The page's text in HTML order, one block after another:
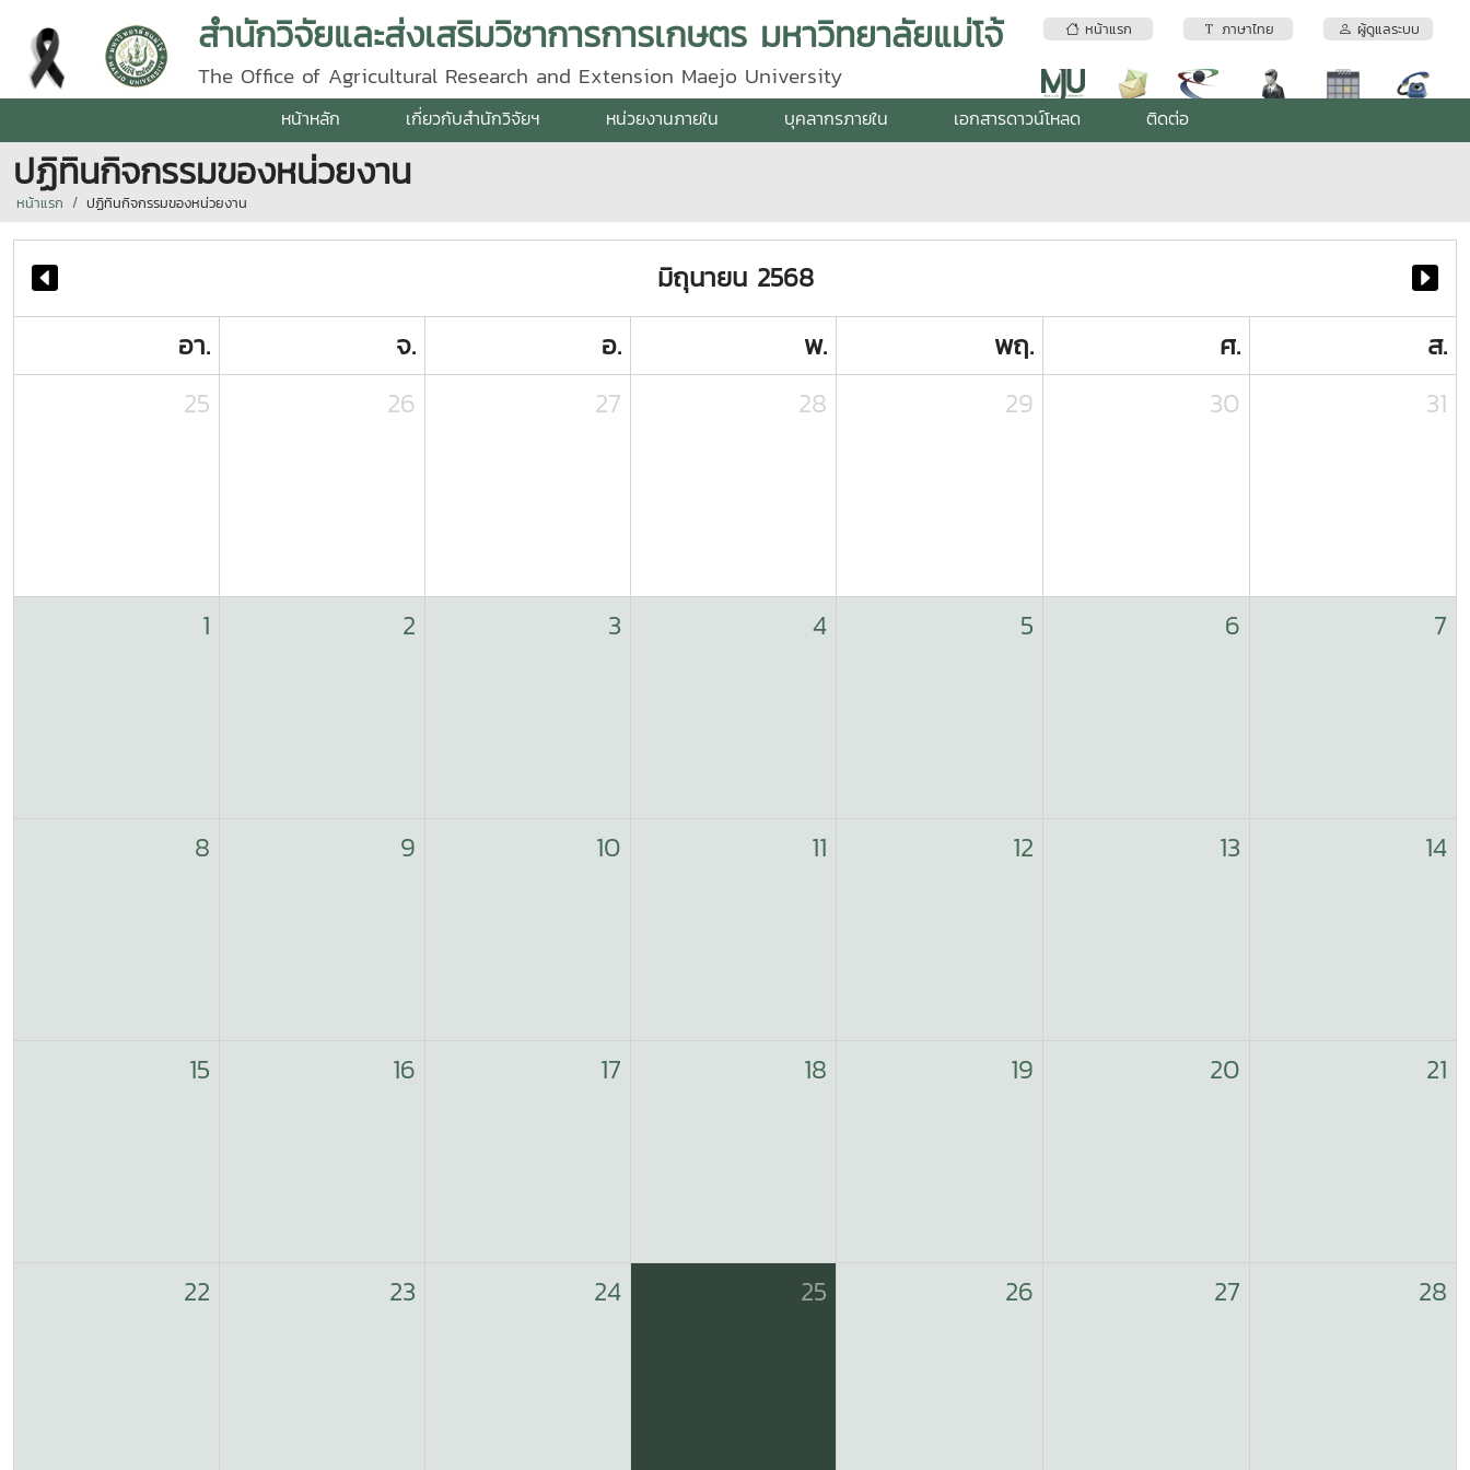
หน้าแรก ภาษาไทย ผู้ดูแลระบบ
สำนักวิจัยและส่งเสริมวิชาการการเกษตร มหาวิทยาลัยแม่โจ้
The Office of Agricultural Research and Extension Maejo University
หน้าหลัก เกี่ยวกับสำนักวิจัยฯ หน่วยงานภายใน บุคลากรภายใน เอกสารดาวน์โหลด ติดต่อ
ปฏิทินกิจกรรมของหน่วยงาน
หน้าแรก ปฏิทินกิจกรรมของหน่วยงาน
มิถุนายน 2568
อา.
จ. อ. พ. พฤ. ศ.
ส.
25
26 27 28 29 30 31
1 2 3 4 5 6 7
8 9 10 11 12 13 14
15 16 17 18 19 20 21
22 23 24 25 26 27 28